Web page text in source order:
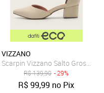
Salto Alto Marrom
VIZZANO
Scarpin Vizzano Salto Grosso
R$139,90 - 29%
R$99,99 no Pix